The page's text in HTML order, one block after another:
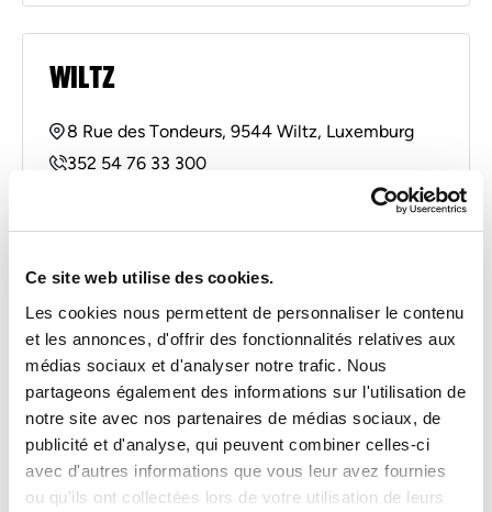
Ce site web utilise des cookies.
Les cookies nous permettent de personnaliser le contenu
et les annonces, d'offrir des fonctionnalités relatives aux
médias sociaux et d'analyser notre trafic. Nous
partageons également des informations sur l'utilisation de
notre site avec nos partenaires de médias sociaux, de
publicité et d'analyse, qui peuvent combiner celles-ci
avec d'autres informations que vous leur avez fournies
ou qu'ils ont collectées lors de votre utilisation de leurs
WILTZ
8 Rue des Tondeurs, 9544 Wiltz, Luxemburg
352 54 76 33 300
Agentur anzeigen
ESCH-SUR-ALZETTE – INDUSTRIE,
DIENSTLEISTUNGEN UND LOGISTIK